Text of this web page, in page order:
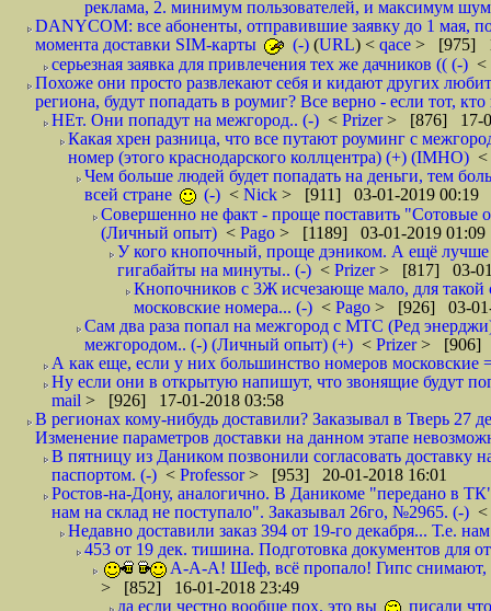
реклама, 2. минимум пользователей, и максимум
DANYCOM: все абоненты, отправившие заявку до 1 мая,
момента доставки SIM-карты
(-) (URL) < qace > [975]
серьезная заявка для привлечения тех же дачников (( (-) <
Похоже они просто развлекают себя и кидают других
региона, будут попадать в роумиг? Все верно - если тот,
НЕт. Они попадут на межгород.. (-) < Prizer> [876] 17-
Какая хрен разница, что все путают роуминг с
номер (этого краснодарского коллцентра) (+) (IMHO) <
Чем больше людей будет попадать на деньги, тем
всей стране
(-) < Nick > [911] 03-01-2019 00:19
Совершенно не факт - проще поставить "Сотовые
(Личный опыт) < Pago > [1189] 03-01-2019 01:09
У кого кнопочный, проще дэником. А ещё лучше
гигабайты на минуты.. (-) < Prizer> [817] 03-
Кнопочников с 3Ж исчезающе мало, для такой
московские номера... (-) < Pago > [926] 03-01-
Сам два раза попал на межгород с МТС (Ред
межгородом.. (-) (Личный опыт) (+) < Prizer> [906]
А как еще, если у них большинство номеров московские
Ну если они в открытую напишут, что звонящие будут
mail > [926] 17-01-2018 03:58
В регионах кому-нибудь доставили? Заказывал в Тверь 27
Изменение параметров доставки на данном этапе
В пятницу из Даником позвонили согласовать доставку
паспортом. (-) < Professor> [953] 20-01-2018 16:01
Ростов-на-Дону, аналогично. В Даникоме "передано в
нам на склад не поступало". Заказывал 26го, №2965. (-) <
Недавно доставили заказ 394 от 19-го декабря... Т.е.
453 от 19 дек. тишина. Подготовка документов для
А-А-А! Шеф, всё пропало! Гипс снимают,
> [852] 16-01-2018 23:49
да если честно вообще пох. это вы
писали